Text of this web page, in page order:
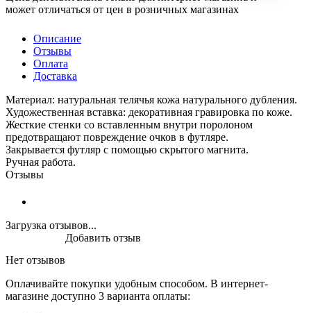
может отличаться от цен в розничных магазинах
Описание
Отзывы
Оплата
Доставка
Материал: натуральная телячья кожа натурального дубления.
Художественная вставка: декоративная гравировка по коже.
Жесткие стенки со вставленным внутри поролоном
предотвращают повреждение очков в футляре.
Закрывается футляр с помощью скрытого магнита.
Ручная работа.
Отзывы
Загрузка отзывов...
Нет отзывов
Добавить отзыв
Оплачивайте покупки удобным способом. В интернет-
магазине доступно 3 варианта оплаты: